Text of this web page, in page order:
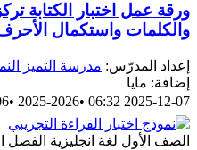
ورقة عمل اختبار الكتابة
والكلمات واستكمال
إعداد المدرّس: مدرسة التميز
إضافة: مايا
2025-12-07 06:32
•
2025-2026
•
الصف الأول لغة انجليزية الفصل